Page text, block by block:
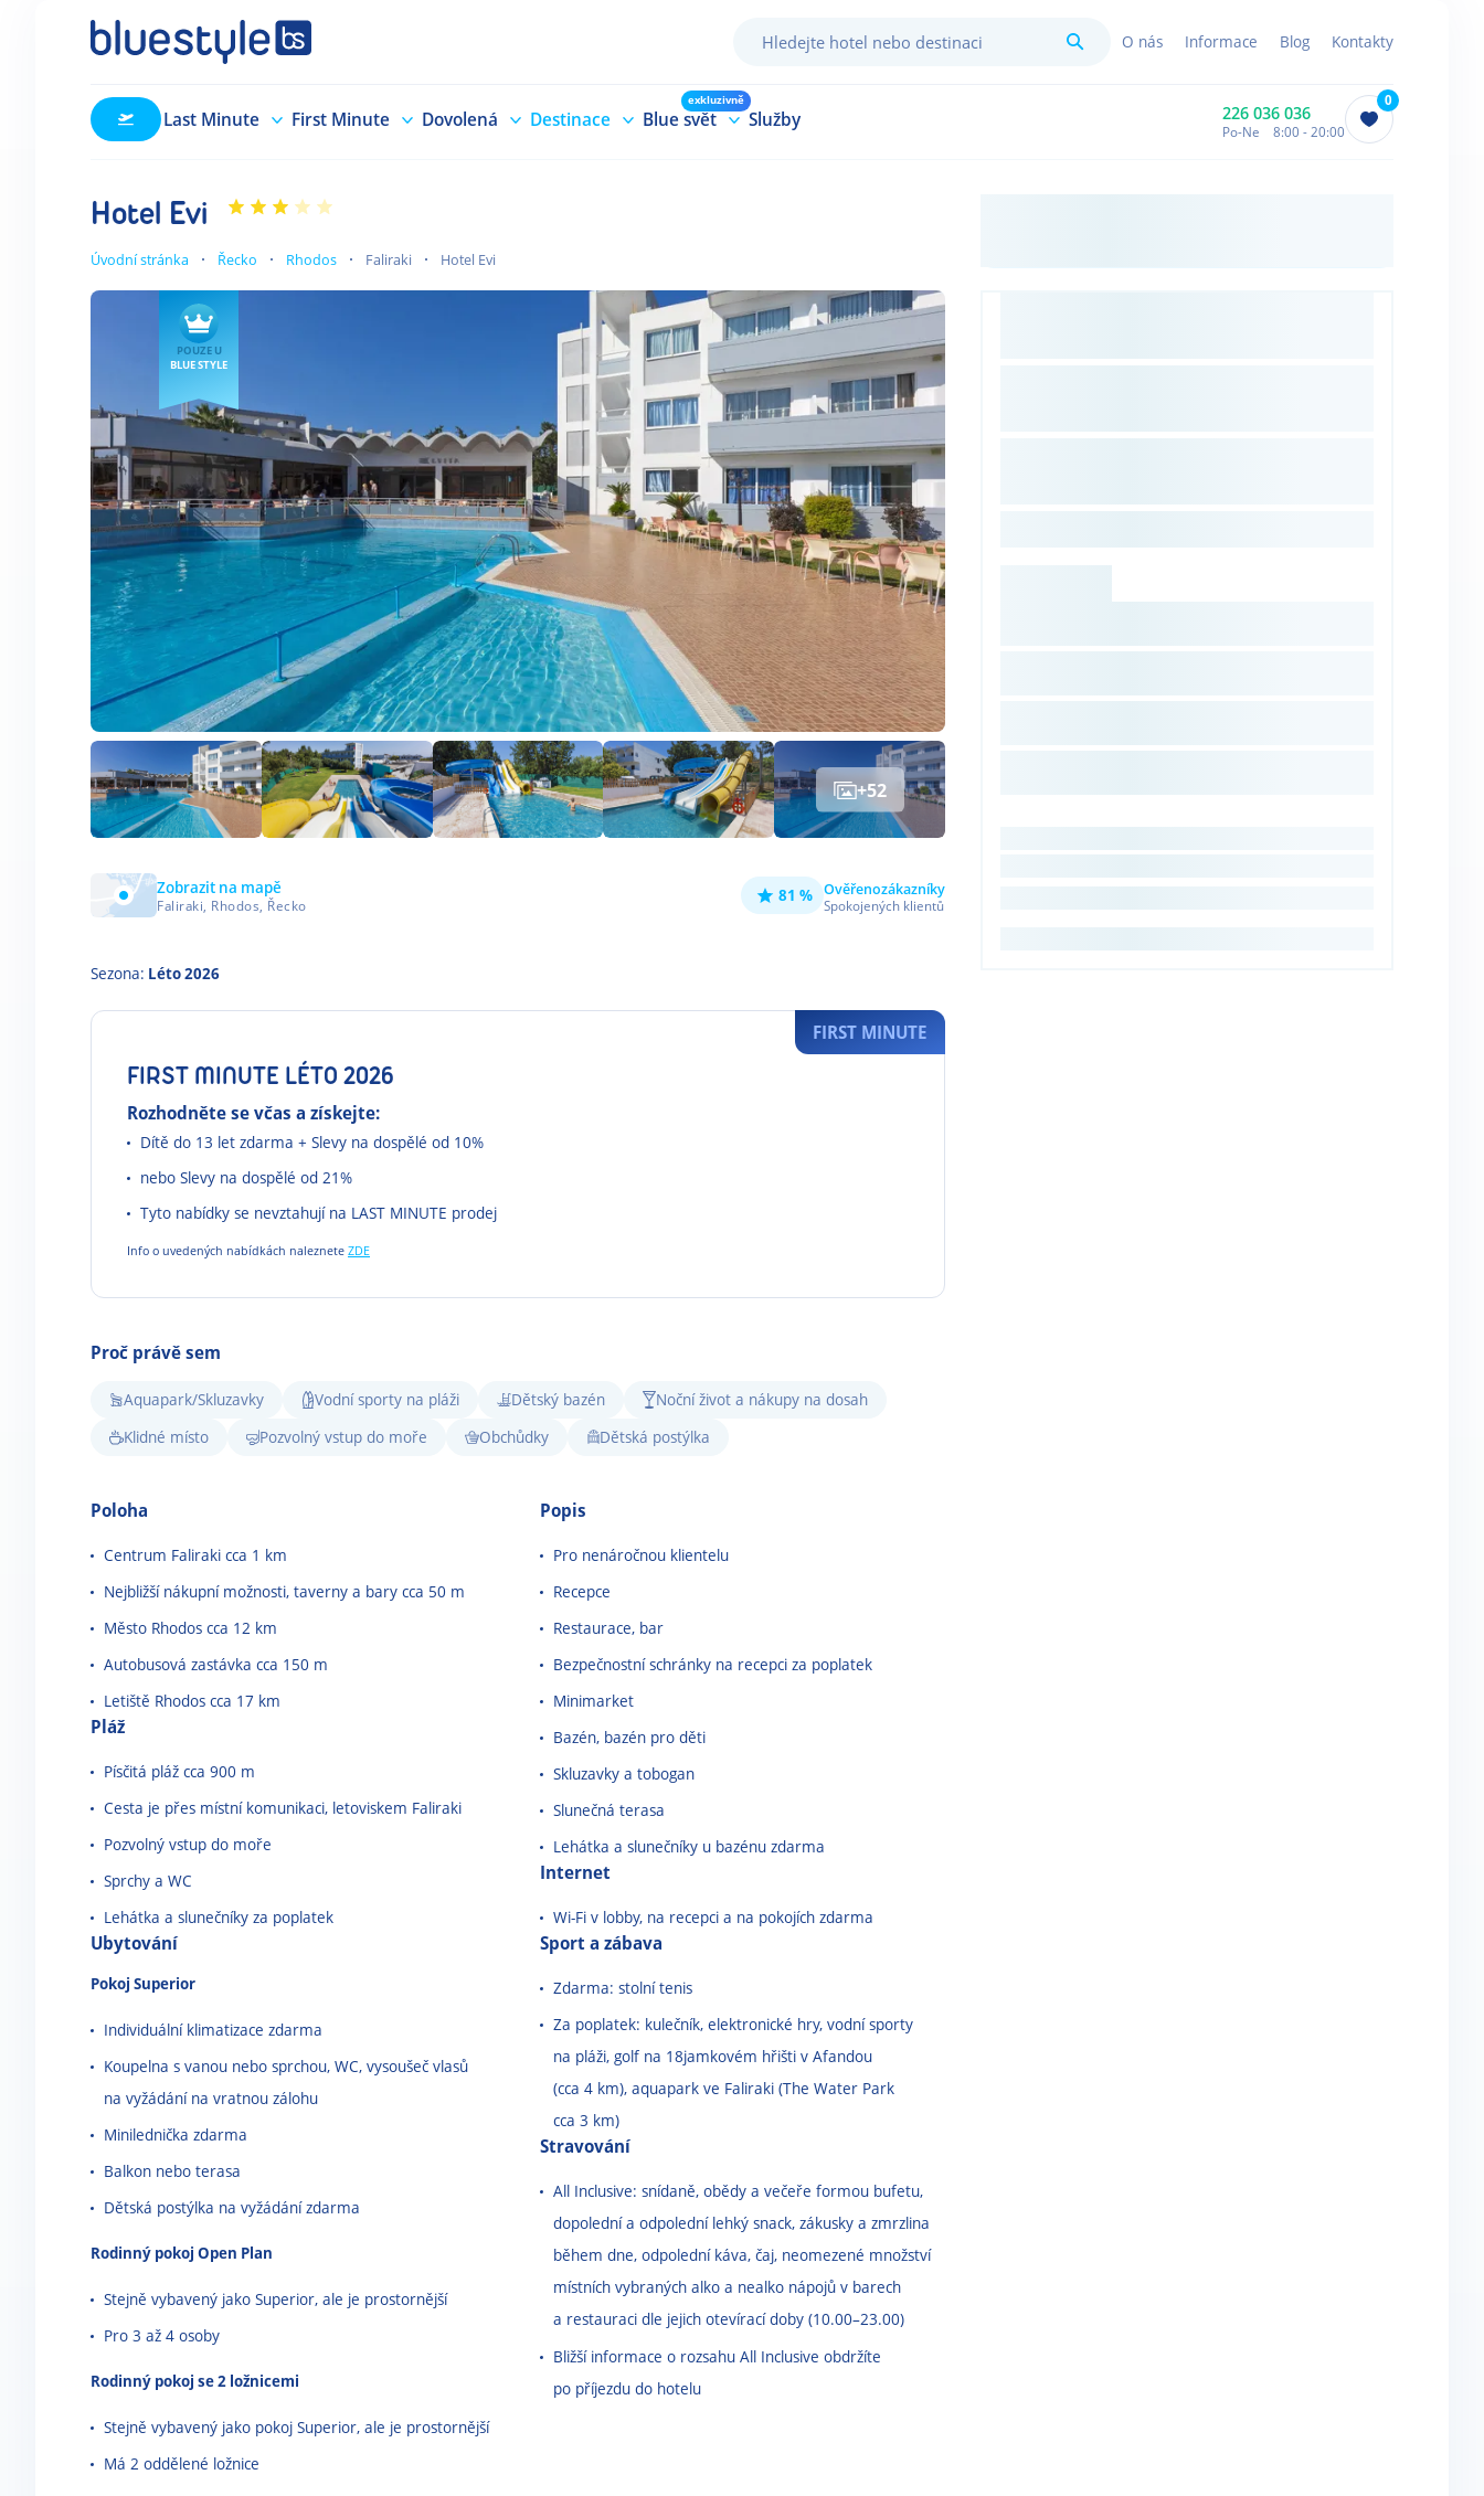
HledatO nás Informace Blog Kontakty
Last Minute First Minute Dovolená Destinace Blue svět
exkluzivně
Služby 226 036 036
Po-Ne 8:00 - 20:00
0
Hotel Evi
Úvodní stránka Řecko Rhodos Faliraki Hotel Evi
POUZE U
BLUE STYLE
+52
Zobrazit na mapě
Faliraki, Rhodos, Řecko 81 % Ověřenozákazníky
Spokojených klientů
Sezona: Léto 2026
FIRST MINUTE LÉTO 2026
Rozhodněte se včas a získejte:
Dítě do 13 let zdarma + Slevy na dospělé od 10%
nebo Slevy na dospělé od 21%
Tyto nabídky se nevztahují na LAST MINUTE prodej
Info o uvedených nabídkách naleznete ZDE
FIRST MINUTE
Proč právě sem
Aquapark/Skluzavky Vodní sporty na pláži Dětský bazén
Noční život a nákupy na dosah
Klidné místo
Pozvolný vstup do moře Obchůdky Dětská postýlka
Poloha
Centrum Faliraki cca 1 km
Nejbližší nákupní možnosti, taverny a bary cca 50 m
Město Rhodos cca 12 km
Autobusová zastávka cca 150 m
Letiště Rhodos cca 17 km
Pláž
Písčitá pláž cca 900 m
Cesta je přes místní komunikaci, letoviskem Faliraki
Pozvolný vstup do moře
Sprchy a WC
Lehátka a slunečníky za poplatek
Ubytování
Pokoj Superior
Individuální klimatizace zdarma
Koupelna s vanou nebo sprchou, WC, vysoušeč vlasů
na vyžádání na vratnou zálohu
Minilednička zdarma
Balkon nebo terasa
Dětská postýlka na vyžádání zdarma
Rodinný pokoj Open Plan
Stejně vybavený jako Superior, ale je prostornější
Pro 3 až 4 osoby
Rodinný pokoj se 2 ložnicemi
Stejně vybavený jako pokoj Superior, ale je prostornější
Má 2 oddělené ložnice
Popis
Pro nenáročnou klientelu
Recepce
Restaurace, bar
Bezpečnostní schránky na recepci za poplatek
Minimarket
Bazén, bazén pro děti
Skluzavky a tobogan
Slunečná terasa
Lehátka a slunečníky u bazénu zdarma
Internet
Wi-Fi v lobby, na recepci a na pokojích zdarma
Sport a zábava
Zdarma: stolní tenis
Za poplatek: kulečník, elektronické hry, vodní sporty
na pláži, golf na 18jamkovém hřišti v Afandou
(cca 4 km), aquapark ve Faliraki (The Water Park
cca 3 km)
Stravování
All Inclusive: snídaně, obědy a večeře formou bufetu,
dopolední a odpolední lehký snack, zákusky a zmrzlina
během dne, odpolední káva, čaj, neomezené množství
místních vybraných alko a nealko nápojů v barech
a restauraci dle jejich otevírací doby (10.00–23.00)
Bližší informace o rozsahu All Inclusive obdržíte
po příjezdu do hotelu